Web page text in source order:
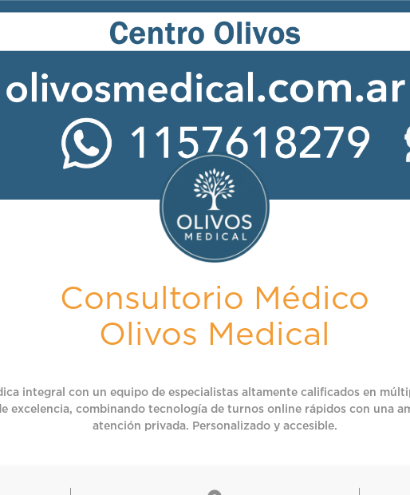
Consultorio Médico
Olivos Medical
integral con un equipo de especialistas altamente calificados en
excelencia, combinando tecnología de turnos online rápidos con una
atención privada. Personalizado y accesible.